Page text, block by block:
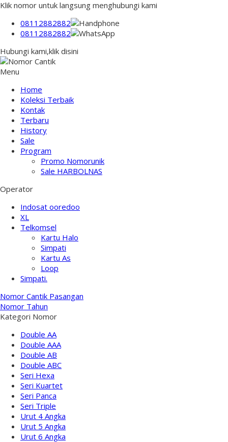
Klik nomor untuk langsung menghubungi kami
08112882882
08112882882
Hubungi kami,klik disini
Menu
Home
Koleksi Terbaik
Kontak
Terbaru
History
Sale
Program
Promo Nomorunik
Sale HARBOLNAS
Operator
Indosat ooredoo
XL
Telkomsel
Kartu Halo
Simpati
Kartu As
Loop
Simpati.
Nomor Cantik Pasangan
Nomor Tahun
Kategori Nomor
Double AA
Double AAA
Double AB
Double ABC
Seri Hexa
Seri Kuartet
Seri Panca
Seri Triple
Urut 4 Angka
Urut 5 Angka
Urut 6 Angka